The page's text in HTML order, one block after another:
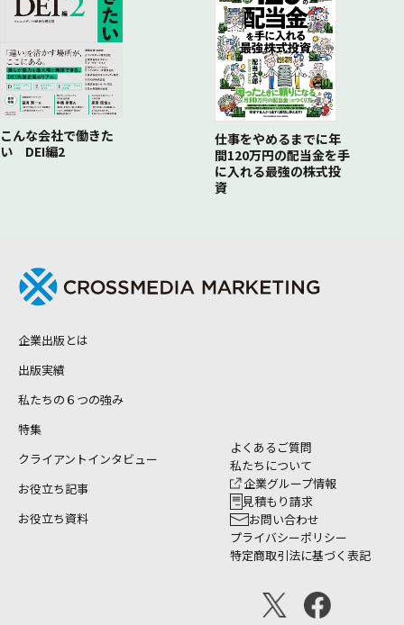
こんな会社で働きた
い DEI編2
仕事をやめるまでに年
間120万円の配当金を手
に入れる最強の株式投
資
企業出版とは
出版実績
私たちの６つの強み
特集
クライアントインタビュー
お役立ち記事
お役立ち資料
よくあるご質問
私たちについて
企業グループ情報
見積もり請求
お問い合わせ
プライバシーポリシー
特定商取引法に基づく表記